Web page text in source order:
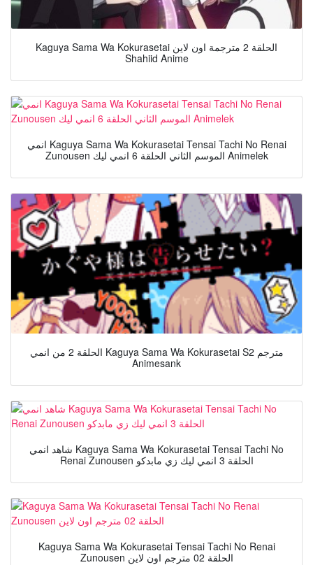
Kaguya Sama Wa Kokurasetai الحلقة 2 مترجمة اون لاين
Shahiid Anime
انمي Kaguya Sama Wa Kokurasetai Tensai Tachi No Renai
Zunousen الموسم الثاني الحلقة 6 انمي ليك Animelek
الحلقة 2 من انمي Kaguya Sama Wa Kokurasetai S2 مترجم
Animesank
شاهد انمي Kaguya Sama Wa Kokurasetai Tensai Tachi No
Renai Zunousen الحلقة 3 انمي ليك زي مابدكو
Kaguya Sama Wa Kokurasetai Tensai Tachi No Renai
Zunousen الحلقة 02 مترجم اون لاين